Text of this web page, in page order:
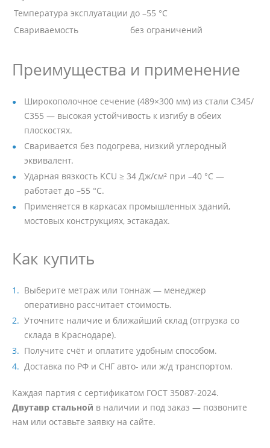
Температура эксплуатации до –55 °C
Свариваемость
без ограничений
Преимущества и применение
Широкополочное сечение (489×300 мм) из стали С345/
С355 — высокая устойчивость к изгибу в обеих
плоскостях.
Сваривается без подогрева, низкий углеродный
эквивалент.
Ударная вязкость KCU ≥ 34 Дж/см² при –40 °C —
работает до –55 °C.
Применяется в каркасах промышленных зданий,
мостовых конструкциях, эстакадах.
Как купить
Выберите метраж или тоннаж — менеджер
оперативно рассчитает стоимость.
Уточните наличие и ближайший склад (отгрузка со
склада в Краснодаре).
Получите счёт и оплатите удобным способом.
Доставка по РФ и СНГ авто- или ж/д транспортом.
Каждая партия с сертификатом ГОСТ 35087-2024.
Двутавр стальной в наличии и под заказ — позвоните
нам или оставьте заявку на сайте.